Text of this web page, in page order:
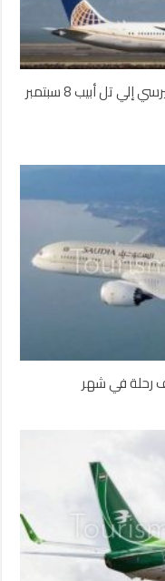
“يونايتد إيرلاينز” تستأنف رحلاتها من نيوجيرسي إلي تل أبيب 8 سبتمبر